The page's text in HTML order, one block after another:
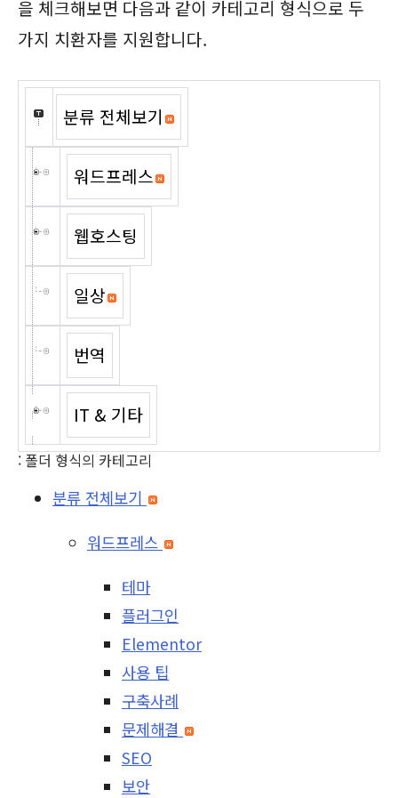
을 체크해보면 다음과 같이 카테고리 형식으로 두
가지 치환자를 지원합니다.
분류 전체보기
워드프레스
웹호스팅
일상
번역
IT & 기타
: 폴더 형식의 카테고리
분류 전체보기
워드프레스
테마
플러그인
Elementor
사용 팁
구축사례
문제해결
SEO
보안